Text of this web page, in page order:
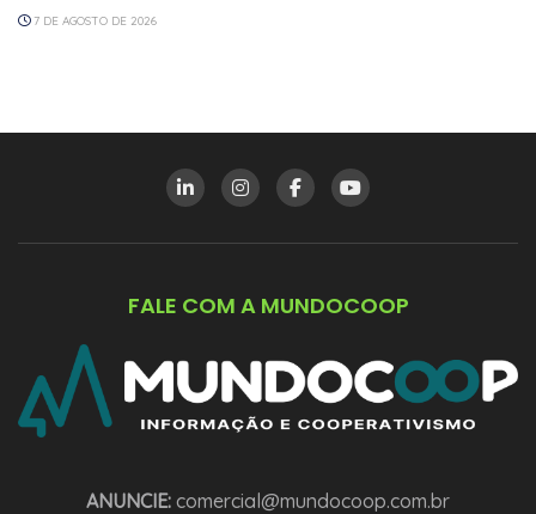
7 DE AGOSTO DE 2026
FALE COM A MUNDOCOOP
ANUNCIE: comercial@mundocoop.com.br